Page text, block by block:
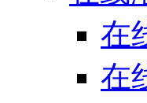
在
在